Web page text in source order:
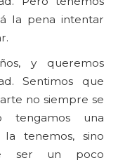
la pena intentar
y queremos
Sentimos que
no siempre se
una
la tenemos, sino
ser un poco